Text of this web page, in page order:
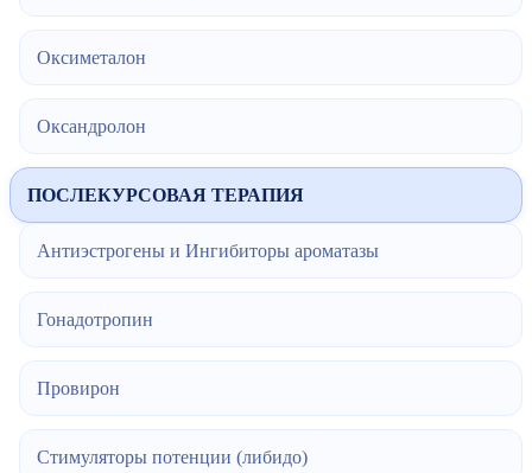
Оксиметалон
Оксандролон
ПОСЛЕКУРСОВАЯ ТЕРАПИЯ
Антиэстрогены и Ингибиторы ароматазы
Гонадотропин
Провирон
Стимуляторы потенции (либидо)